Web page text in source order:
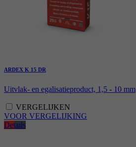
ARDEX K 15 DR
Uitvlak- en egalisatieproduct, 1,5 - 10 mm
VERGELIJKEN
VOOR VERGELIJKING
Details